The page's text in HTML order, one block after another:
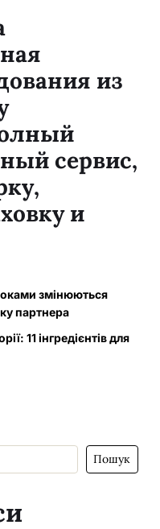
из
сервис,
и
змінюються
партнера
11 інгредієнтів для
Пошук